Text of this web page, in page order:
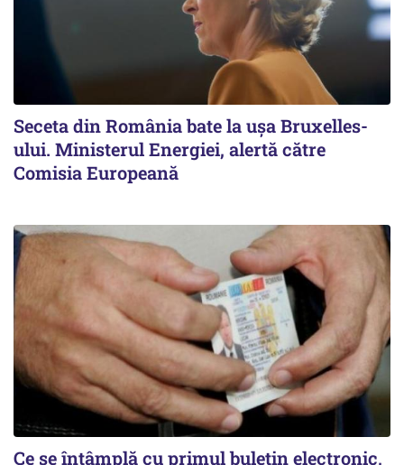
Seceta din România bate la ușa Bruxelles-
ului. Ministerul Energiei, alertă către
Comisia Europeană
Ce se întâmplă cu primul buletin electronic,